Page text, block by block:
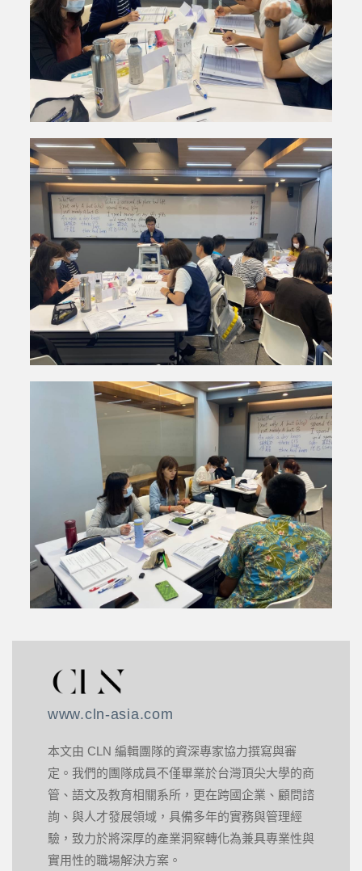
www.cln-asia.com
本文由 CLN 編輯團隊的資深專家協力撰寫與審
定。我們的團隊成員不僅畢業於台灣頂尖大學的商
管、語文及教育相關系所，更在跨國企業、顧問諮
詢、與人才發展領域，具備多年的實務與管理經
驗，致力於將深厚的產業洞察轉化為兼具專業性與
實用性的職場解決方案。